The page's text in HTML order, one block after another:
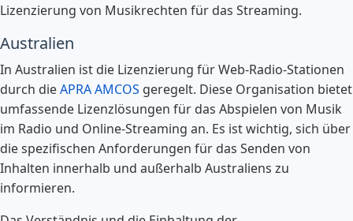
Lizenzierung von Musikrechten für das Streaming.
Australien
In Australien ist die Lizenzierung für Web-Radio-Stationen
durch dieAPRA AMCOS geregelt. Diese Organisation bietet
umfassende Lizenzlösungen für das Abspielen von Musik
im Radio und Online-Streaming an. Es ist wichtig, sich über
die spezifischen Anforderungen für das Senden von
Inhalten innerhalb und außerhalb Australiens zu
informieren.